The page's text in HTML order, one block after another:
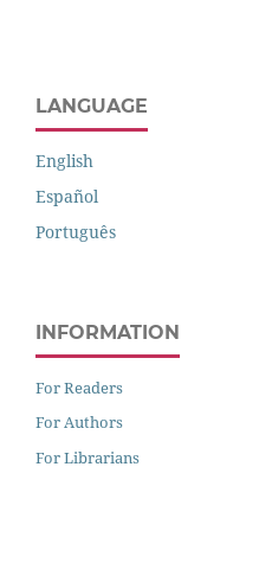
LANGUAGE
English
Español
Português
INFORMATION
For Readers
For Authors
For Librarians